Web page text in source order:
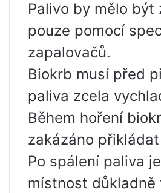
Palivo by mělo být
pouze pomocí
zapalovačů.
Biokrb musí před
paliva zcela
Během hoření
zakázáno
Po spálení paliva
místnost důkladně